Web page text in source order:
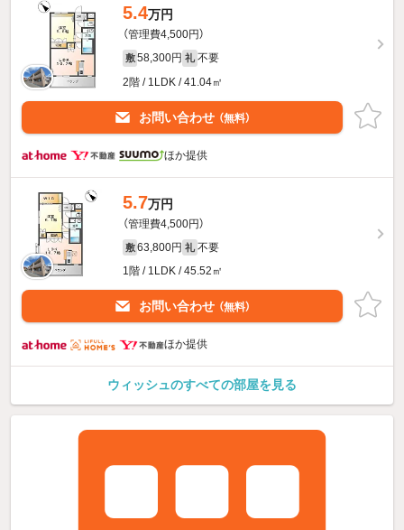
5.4万円
（管理費4,500円）
敷 58,300円 礼 不要
2階 / 1LDK / 41.04㎡
お問い合わせ （無料）
ほか提供
5.7万円
（管理費4,500円）
敷 63,800円 礼 不要
1階 / 1LDK / 45.52㎡
お問い合わせ （無料）
ほか提供
ウィッシュのすべての部屋を見る